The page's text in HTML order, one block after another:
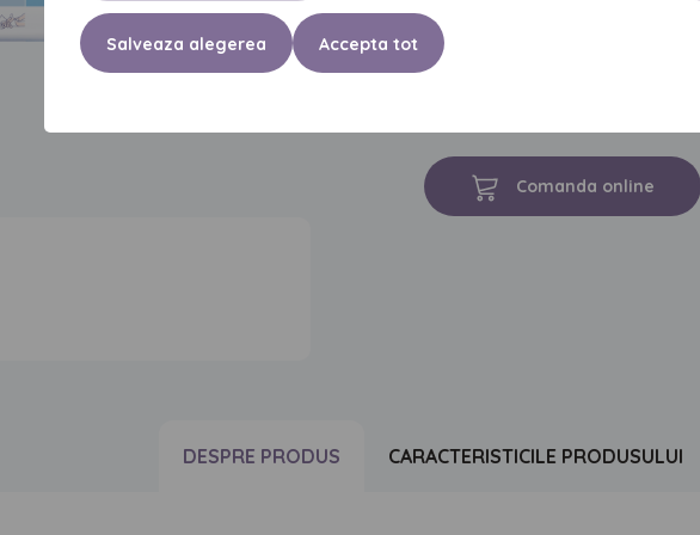
DESPRE PRODUS
Şerveţelele umede Seni Care
Comanda online
DESPRE PRODUS CARACTERISTICILE PRODUSULUI
Salveaza alegerea Accepta tot